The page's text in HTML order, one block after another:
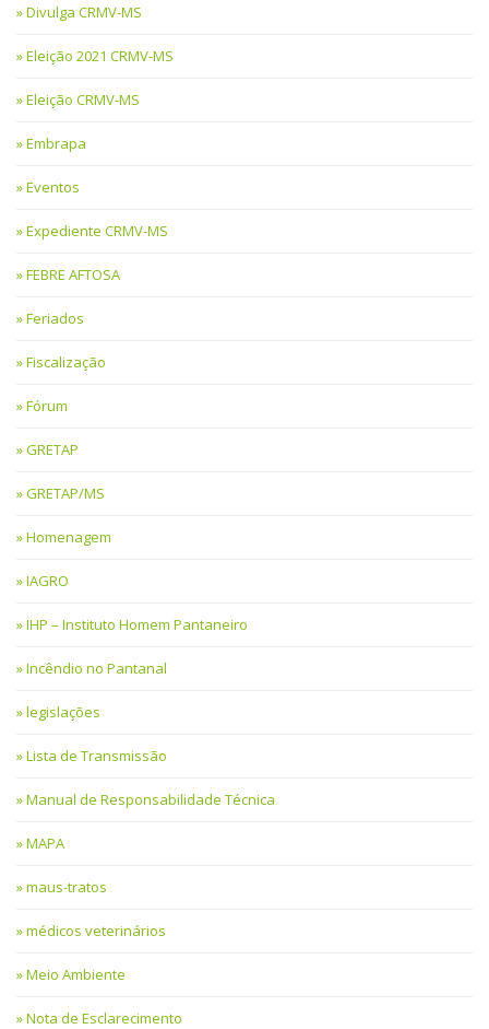
Divulga CRMV-MS
Eleição 2021 CRMV-MS
Eleição CRMV-MS
Embrapa
Eventos
Expediente CRMV-MS
FEBRE AFTOSA
Feriados
Fiscalização
Fórum
GRETAP
GRETAP/MS
Homenagem
IAGRO
IHP – Instituto Homem Pantaneiro
Incêndio no Pantanal
legislações
Lista de Transmissão
Manual de Responsabilidade Técnica
MAPA
maus-tratos
médicos veterinários
Meio Ambiente
Nota de Esclarecimento